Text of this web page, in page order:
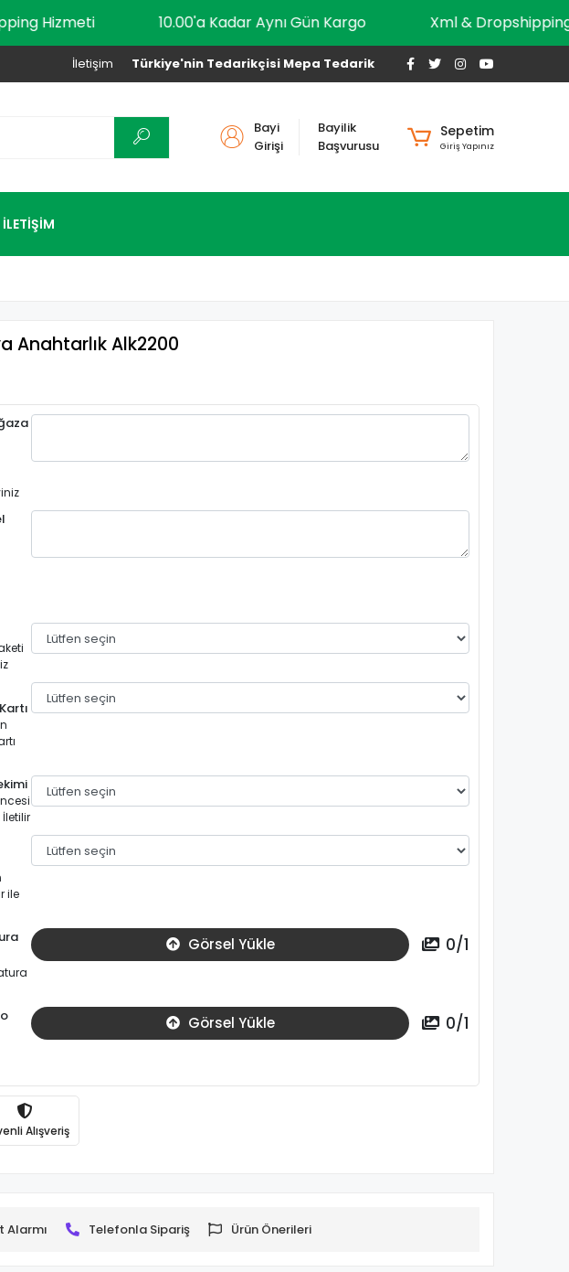
Hizmeti 10.00'a Kadar Aynı Gün Kargo Xml &
Türkiye'nin Tedarikçisi Mepa Tedarik
İletişim
Bayi
Girişi
Bayilik
Başvurusu
Sepetim
Giriş Yapınız
İLETİŞİM
Anahtarlık Alk2200
ile
Görsel Yükle 0/1
Görsel Yükle 0/1
Alışveriş
Alarmı Telefonla Sipariş Ürün Önerileri